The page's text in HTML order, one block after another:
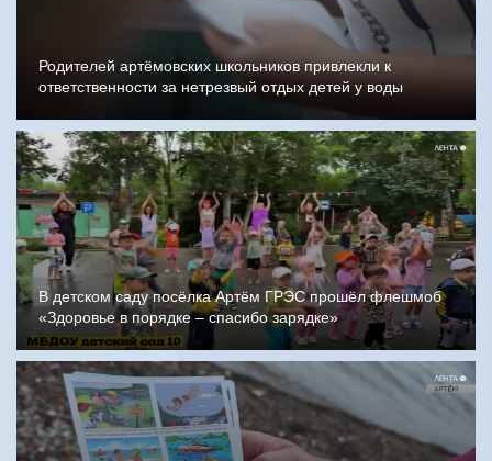
Родителей артёмовских школьников привлекли к
ответственности за нетрезвый отдых детей у воды
В детском саду посёлка Артём ГРЭС прошёл флешмоб
«Здоровье в порядке – спасибо зарядке»